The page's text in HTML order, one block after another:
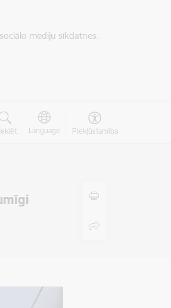
mediju sīkdatnes.
Language Piekļūstamība